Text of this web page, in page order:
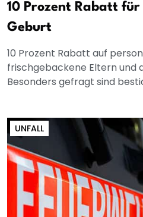
10 Prozent Rabatt für
Geburt
10 Prozent Rabatt auf
frischgebackene Eltern und
Besonders gefragt sind
UNFALL